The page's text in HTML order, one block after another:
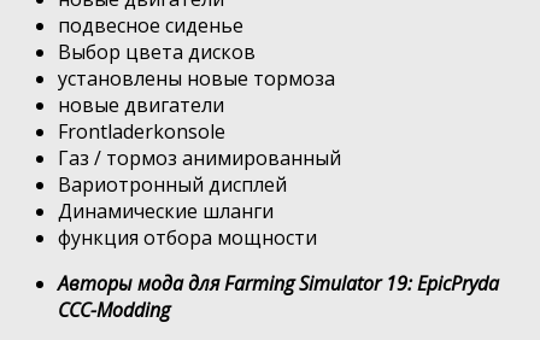
подвесное сиденье
Выбор цвета дисков
установлены новые тормоза
новые двигатели
Frontladerkonsole
Газ / тормоз анимированный
Вариотронный дисплей
Динамические шланги
функция отбора мощности
Авторы мода для Farming Simulator 19: EpicPryda
CCC-Modding